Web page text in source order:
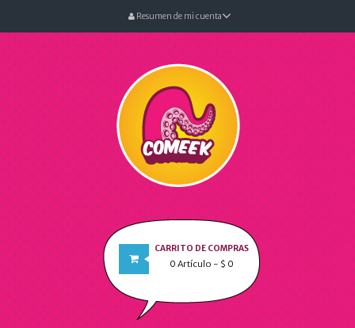
Resumen de mi cuenta
CARRITO DE COMPRAS
0 Artículo - $ 0